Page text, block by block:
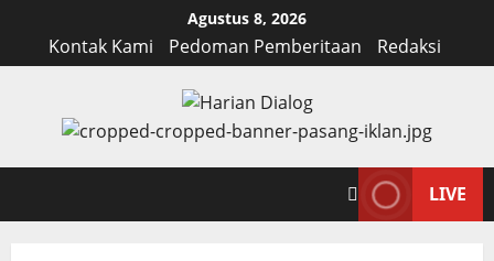
content
Agustus 8, 2026
Kontak Kami Pedoman Pemberitaan Redaksi
LIVE